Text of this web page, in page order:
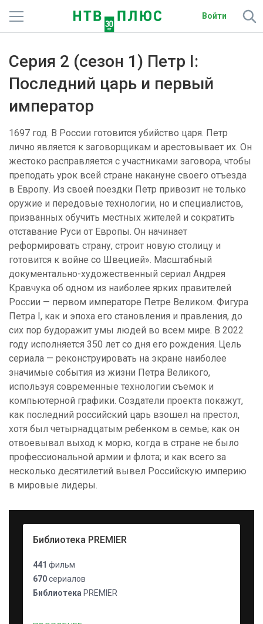
Войти
Фильмы и сериалы
Спорт
Подписки
Радио
Спутниковым абонентам
О сайте
Активировать промокод
Серия 2 (сезон 1) Петр I:
Последний царь и первый
император
1697 год. В России готовится убийство царя. Петр
лично является к заговорщикам и арестовывает их. Он
жестоко расправляется с участниками заговора, чтобы
преподать урок всей стране накануне своего отъезда
в Европу. Из своей поездки Петр привозит не только
оружие и передовые технологии, но и специалистов,
призванных обучить местных жителей и сократить
отставание Руси от Европы. Он начинает
реформировать страну, строит новую столицу и
готовится к войне со Швецией». Масштабный
документально-художественный сериал Андрея
Кравчука об одном из наиболее ярких правителей
России — первом императоре Петре Великом. Фигура
Петра I, как и эпоха его становления и правления, до
сих пор будоражит умы людей во всем мире. В 2022
году исполняется 350 лет со дня его рождения. Цель
сериала — реконструировать на экране наиболее
значимые события из жизни Петра Великого,
используя современные технологии съемок и
компьютерной графики. Создатели проекта покажут,
как последний российский царь взошел на престол,
хотя был четырнадцатым ребенком в семье; как он
отвоевывал выход к морю, когда в стране не было
профессиональной армии и флота; и как всего за
несколько десятилетий вывел Российскую империю
в мировые лидеры.
Библиотека PREMIER
441 фильм
670сериалов
Библиотека PREMIER